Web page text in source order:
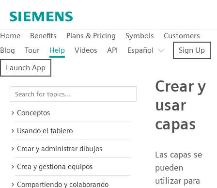
Home Benefits Plans & Pricing Symbols
Customers
Blog
Tour Help Videos API Español
Sign Up
Launch App
Conceptos
Usando el tablero
Crear y administrar dibujos
Crea y gestiona equipos
Compartiendo y colaborando
Crear y
usar
capas
Las capas se
pueden
utilizar para